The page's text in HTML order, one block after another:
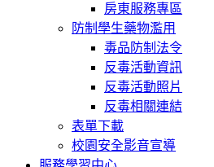
房東服務專區
防制學生藥物濫用
毒品防制法令
反毒活動資訊
反毒活動照片
反毒相關連結
表單下載
校園安全影音宣導